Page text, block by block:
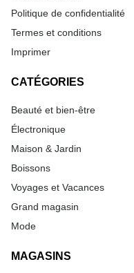
Politique de confidentialité
Termes et conditions
Imprimer
CATÉGORIES
Beauté et bien-être
Électronique
Maison & Jardin
Boissons
Voyages et Vacances
Grand magasin
Mode
MAGASINS